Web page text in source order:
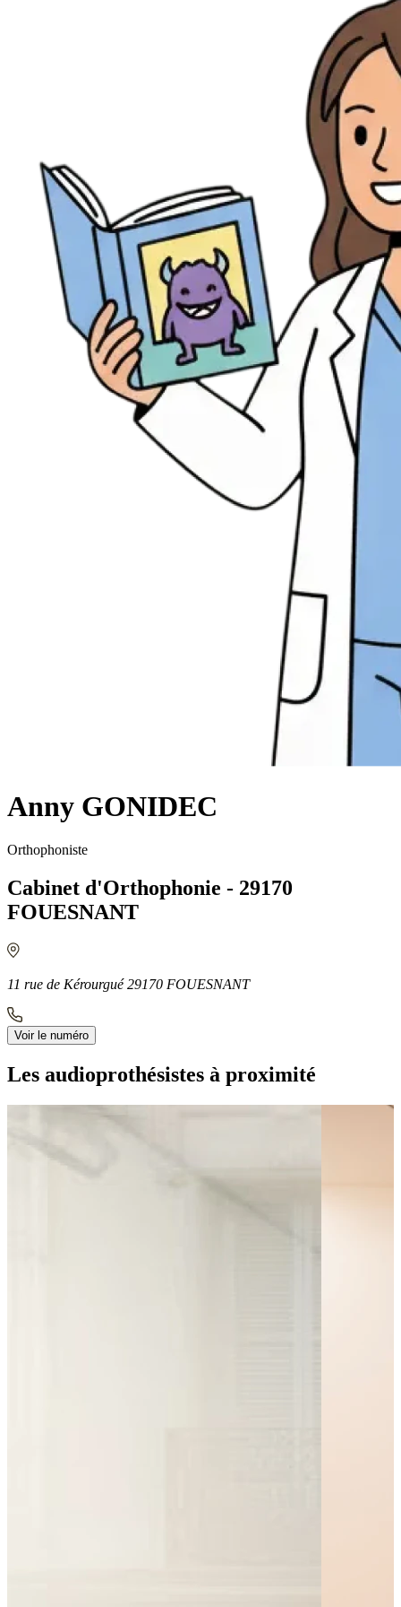
Anny GONIDEC
Orthophoniste
Cabinet d'Orthophonie - 29170
FOUESNANT
11 rue de Kérourgué 29170 FOUESNANT
Voir le numéro
Les audioprothésistes à proximité